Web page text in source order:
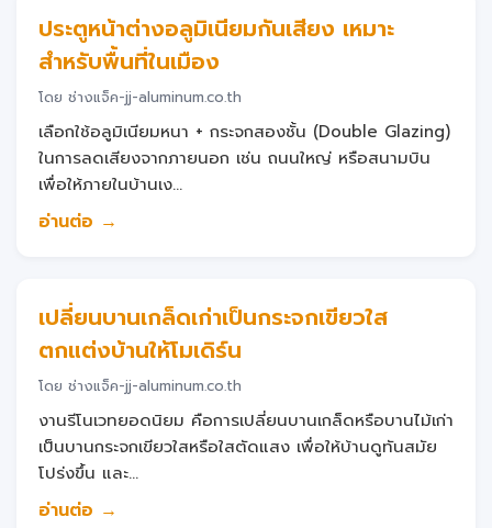
ประตูหน้าต่างอลูมิเนียมกันเสียง เหมาะ
สำหรับพื้นที่ในเมือง
โดย ช่างแจ็ค-jj-aluminum.co.th
เลือกใช้อลูมิเนียมหนา + กระจกสองชั้น (Double Glazing)
ในการลดเสียงจากภายนอก เช่น ถนนใหญ่ หรือสนามบิน
เพื่อให้ภายในบ้านเง...
อ่านต่อ →
เปลี่ยนบานเกล็ดเก่าเป็นกระจกเขียวใส
ตกแต่งบ้านให้โมเดิร์น
โดย ช่างแจ็ค-jj-aluminum.co.th
งานรีโนเวทยอดนิยม คือการเปลี่ยนบานเกล็ดหรือบานไม้เก่า
เป็นบานกระจกเขียวใสหรือใสตัดแสง เพื่อให้บ้านดูทันสมัย
โปร่งขึ้น และ...
อ่านต่อ →